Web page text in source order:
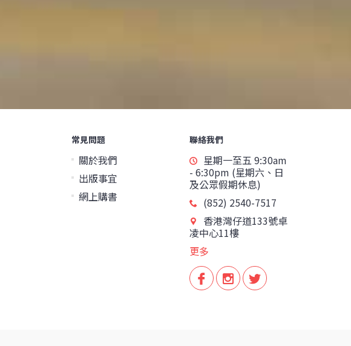
常見問題
關於我們
出版事宜
網上購書
聯絡我們
星期一至五 9:30am
- 6:30pm (星期六、日
及公眾假期休息)
(852) 2540-7517
香港灣仔道133號卓
凌中心11樓
更多